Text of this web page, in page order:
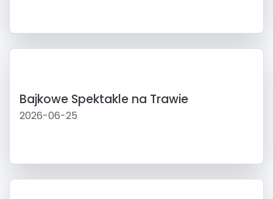
Bajkowe Spektakle na Trawie
2026-06-25